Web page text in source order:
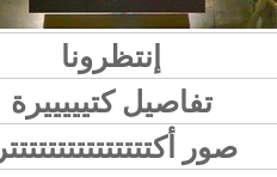
إنتظرونا
تفاصيل كتيييييرة
صور أكتتتتتتتتتتتتتتتر